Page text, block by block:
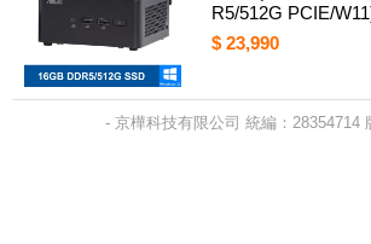
R5/512G PCIE/
$ 23,990
- 京樺科技有限公司 統編：28354714